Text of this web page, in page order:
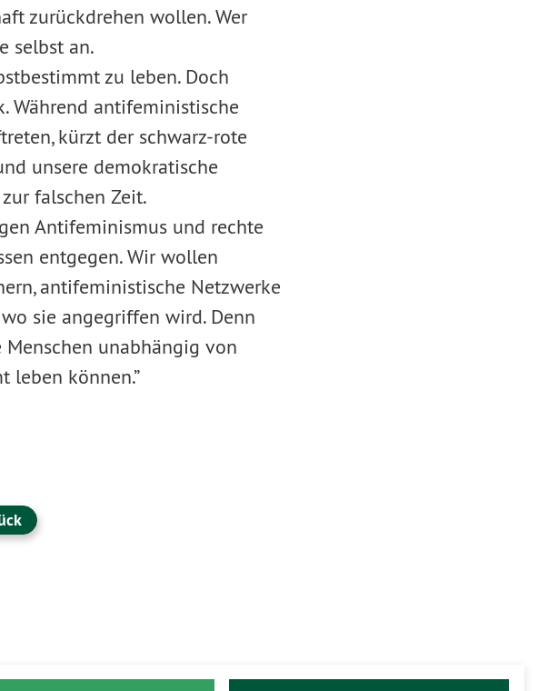
zurückdrehen wollen. Wer
selbst an.
zu leben. Doch
Während antifeministische
kürzt der schwarz-rote
unsere demokratische
falschen Zeit.
Antifeminismus und rechte
entgegen. Wir wollen
antifeministische Netzwerke
sie angegriffen wird. Denn
unabhängig von
leben können.”